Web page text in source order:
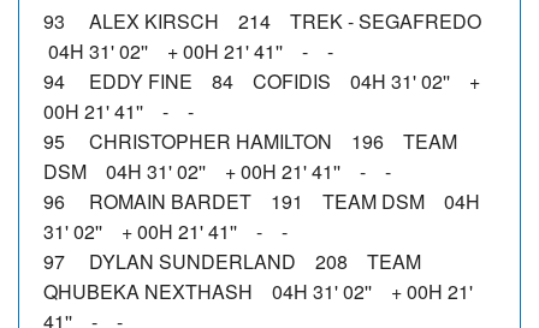
93 ALEX KIRSCH 214 TREK - SEGAFREDO
04H 31' 02'' + 00H 21' 41'' - -
94 EDDY FINE 84 COFIDIS 04H 31' 02'' +
00H 21' 41'' - -
95 CHRISTOPHER HAMILTON 196 TEAM
DSM 04H 31' 02'' + 00H 21' 41'' - -
96 ROMAIN BARDET 191 TEAM DSM 04H
31' 02'' + 00H 21' 41'' - -
97 DYLAN SUNDERLAND 208 TEAM
QHUBEKA NEXTHASH 04H 31' 02'' + 00H 21'
41'' - -